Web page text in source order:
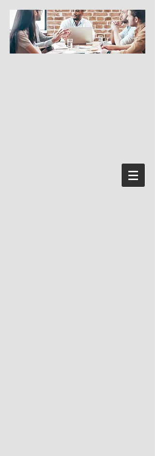
Prisijungti